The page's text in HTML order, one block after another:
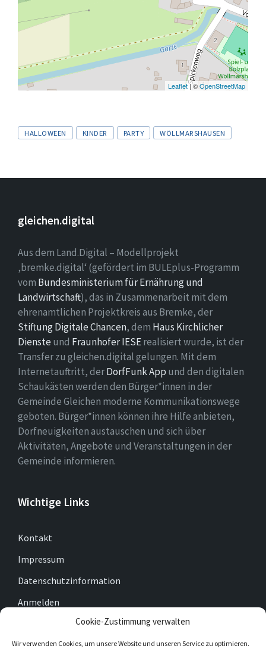
Cookie-Zustimmung verwalten
Wir verwenden Cookies, um unsere Website und unseren Service zu optimieren.
Leaflet| ©OpenStreetMap
Tags
HALLOWEEN KINDER PARTY WÖLLMARSHAUSEN
gleichen.digital
Aus dem Land.Digital – Modellprojekt
‚bremke.digital‘ (gefördert im BULEplus-Programm
vom Bundesministerium für Ernährung und
Landwirtschaft), das in Zusammenarbeit mit dem
ehrenamtlichen Projektkreis aus Bremke, der
Stiftung Digitale Chancen, dem Haus Kirchlicher
Dienste und Fraunhofer IESErealisiert wurde, ist der
Transfer zu gleichen.digital gelungen. Mit dem
Internetauftritt, derDorfFunk App und den digitalen
Schaukästen werden den Bürger*innen in der
Gemeinde Gleichen moderne Kommunikationswege
geboten. Bürger*innen können ihre Hilfe anbieten,
Dorfneuigkeiten austauschen und sich über
Aktivitäten, Angebote und Veranstaltungen in der
Gemeinde informieren.
Wichtige Links
Kontakt
Impressum
Datenschutzinformation
Anmelden
Cookie-Richtlinie (EU)